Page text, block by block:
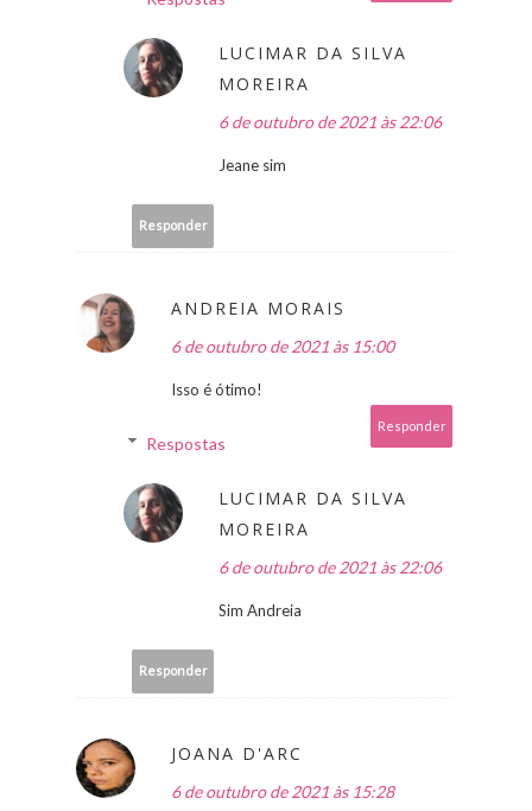
LUCIMAR DA SILVA
MOREIRA
6 de outubro de 2021 às 22:06
Jeane sim
Responder
ANDREIA MORAIS
6 de outubro de 2021 às 15:00
Isso é ótimo!
Responder
Respostas
LUCIMAR DA SILVA
MOREIRA
6 de outubro de 2021 às 22:06
Sim Andreia
Responder
JOANA D'ARC
6 de outubro de 2021 às 15:28